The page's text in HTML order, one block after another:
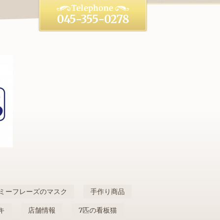
045-355-0278
ーフレーズのマスク 手作り商品
店舗情報 7匹の看板猫